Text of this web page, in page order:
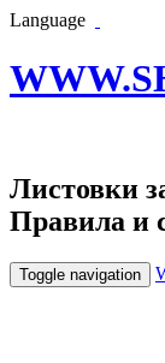
Language
Листовки
Правила и
Toggle navigation